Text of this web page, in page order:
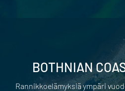
BOTHNIAN
Rannikkoelämyksiä ympäri